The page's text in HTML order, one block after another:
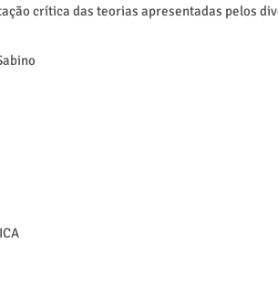
crítica das teorias apresentadas pelos